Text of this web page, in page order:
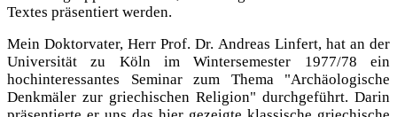
Textes präsentiert werden.
Mein Doktorvater, Herr Prof. Dr. Andreas Linfert, hat an der
Universität zu Köln im Wintersemester 1977/78 ein
hochinteressantes Seminar zum Thema "Archäologische
Denkmäler zur griechischen Religion" durchgeführt. Darin